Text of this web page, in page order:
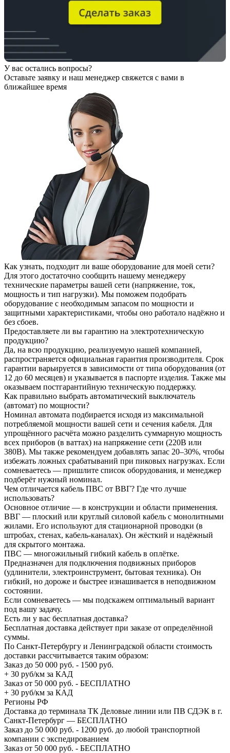
У вас остались вопросы?
Оставьте заявку и наш менеджер свяжется с вами в
ближайшее время
Как узнать, подходит ли ваше оборудование для моей сети?
Для этого достаточно сообщить нашему менеджеру
технические параметры вашей сети (напряжение, ток,
мощность и тип нагрузки). Мы поможем подобрать
оборудование с необходимым запасом по мощности и
защитными характеристиками, чтобы оно работало надёжно и
без сбоев.
Предоставляете ли вы гарантию на электротехническую
продукцию?
Да, на всю продукцию, реализуемую нашей компанией,
распространяется официальная гарантия производителя. Срок
гарантии варьируется в зависимости от типа оборудования (от
12 до 60 месяцев) и указывается в паспорте изделия. Также мы
оказываем постгарантийную техническую поддержку.
Как правильно выбрать автоматический выключатель
(автомат) по мощности?
Номинал автомата подбирается исходя из максимальной
потребляемой мощности вашей сети и сечения кабеля. Для
упрощённого расчёта можно разделить суммарную мощность
всех приборов (в ваттах) на напряжение сети (220В или
380В). Мы также рекомендуем добавлять запас 20–30%, чтобы
избежать ложных срабатываний при пиковых нагрузках. Если
сомневаетесь — пришлите список оборудования, и менеджер
подберёт нужный номинал.
Чем отличается кабель ПВС от ВВГ? Где что лучше
использовать?
Основное отличие — в конструкции и области применения.
ВВГ — плоский или круглый силовой кабель с монолитными
жилами. Его используют для стационарной проводки (в
штробах, стенах, кабель-каналах). Он жёсткий и надёжный
для скрытого монтажа.
ПВС — многожильный гибкий кабель в оплётке.
Предназначен для подключения подвижных приборов
(удлинители, электроинструмент, бытовая техника). Он
гибкий, но дороже и быстрее изнашивается в неподвижном
состоянии.
Если сомневаетесь — мы подскажем оптимальный вариант
под вашу задачу.
Есть ли у вас бесплатная доставка?
Бесплатная доставка действует при заказе от определённой
суммы.
По Санкт-Петербургу и Ленинградской области стоимость
доставки рассчитывается таким образом:
Заказ до 50 000 руб. - 1500 руб.
+ 30 руб/км за КАД
Заказ от 50 000 руб. - БЕСПЛАТНО
+ 30 руб/км за КАД
Регионы РФ
Доставка до терминала ТК Деловые линии или ПВ СДЭК в г.
Санкт-Петербург — БЕСПЛАТНО
Заказ до 50 000 руб. - 1200 руб. до любой транспортной
компании с экспедированием
Заказ от 50 000 руб. - БЕСПЛАТНО